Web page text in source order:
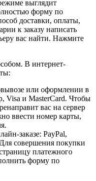
выглядит
форму по
доставки, оплаты,
к заказу написать
вас найти. Нажмите
В интернет-
или оформлении в
Visa и MasterCard. Чтобы
вас на сервер
ввести номер карты,
заказе: PayPal,
совершения покупки
платежного
форму по